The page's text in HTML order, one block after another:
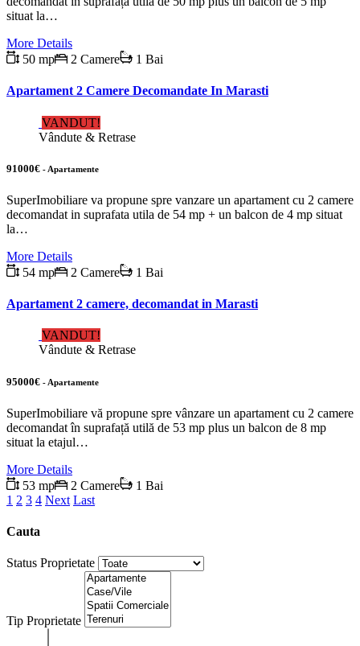
situat la…
More Details
50 mp
2 Camere 1 Bai
Apartament 2 Camere Decomandate In Marasti
VANDUT!
Vândute & Retrase
91000€ - Apartamente
SuperImobiliare va propune spre vanzare un apartament cu 2 camere
decomandat in suprafata utila de 54 mp + un balcon de 4 mp situat
la…
More Details
54 mp
2 Camere 1 Bai
Apartament 2 camere, decomandat in Marasti
VANDUT!
Vândute & Retrase
95000€ - Apartamente
SuperImobiliare vă propune spre vânzare un apartament cu 2 camere
decomandat în suprafață utilă de 53 mp plus un balcon de 8 mp
situat la etajul…
More Details
53 mp
2 Camere
1 Bai
1 2 3 4 Next Last
Cauta
Status Proprietate
Tip Proprietate